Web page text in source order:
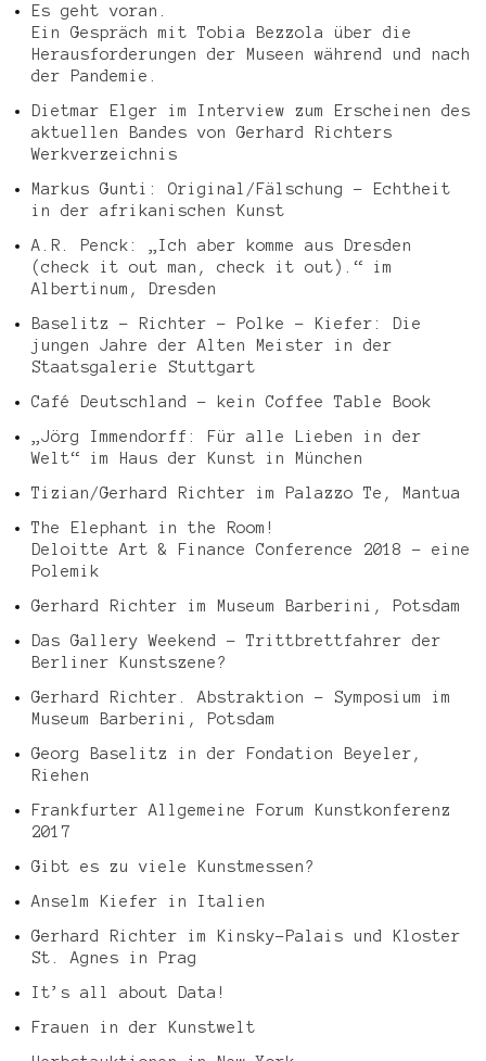
Es geht voran.
Ein Gespräch mit Tobia Bezzola über die
Herausforderungen der Museen während und nach
der Pandemie.
Dietmar Elger im Interview zum Erscheinen des
aktuellen Bandes von Gerhard Richters
Werkverzeichnis
Markus Gunti: Original/Fälschung – Echtheit
in der afrikanischen Kunst
A.R. Penck: „Ich aber komme aus Dresden
(check it out man, check it out).“ im
Albertinum, Dresden
Baselitz – Richter – Polke – Kiefer: Die
jungen Jahre der Alten Meister in der
Staatsgalerie Stuttgart
Café Deutschland – kein Coffee Table Book
„Jörg Immendorff: Für alle Lieben in der
Welt“ im Haus der Kunst in München
Tizian/Gerhard Richter im Palazzo Te, Mantua
The Elephant in the Room!
Deloitte Art & Finance Conference 2018 – eine
Polemik
Gerhard Richter im Museum Barberini, Potsdam
Das Gallery Weekend – Trittbrettfahrer der
Berliner Kunstszene?
Gerhard Richter. Abstraktion – Symposium im
Museum Barberini, Potsdam
Georg Baselitz in der Fondation Beyeler,
Riehen
Frankfurter Allgemeine Forum Kunstkonferenz
2017
Gibt es zu viele Kunstmessen?
Anselm Kiefer in Italien
Gerhard Richter im Kinsky-Palais und Kloster
St. Agnes in Prag
It’s all about Data!
Frauen in der Kunstwelt